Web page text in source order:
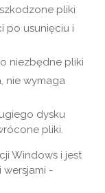
pliki
po usunięciu i
niezbędne pliki
nie wymaga
dysku
pliki.
Windows i jest
wersjami -